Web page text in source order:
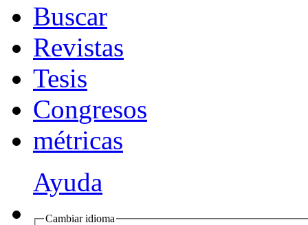
Buscar
Revistas
Tesis
Congresos
métricas
Ayuda
Cambiar idioma